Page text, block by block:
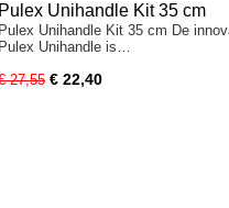
Pulex Unihandle Kit 35 cm
Pulex Unihandle Kit 35 cm De
Pulex Unihandle is…
27,55 € 22,40